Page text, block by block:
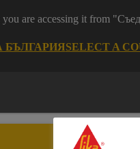
are accessing it from
БЪЛГАРИЯSELECT A